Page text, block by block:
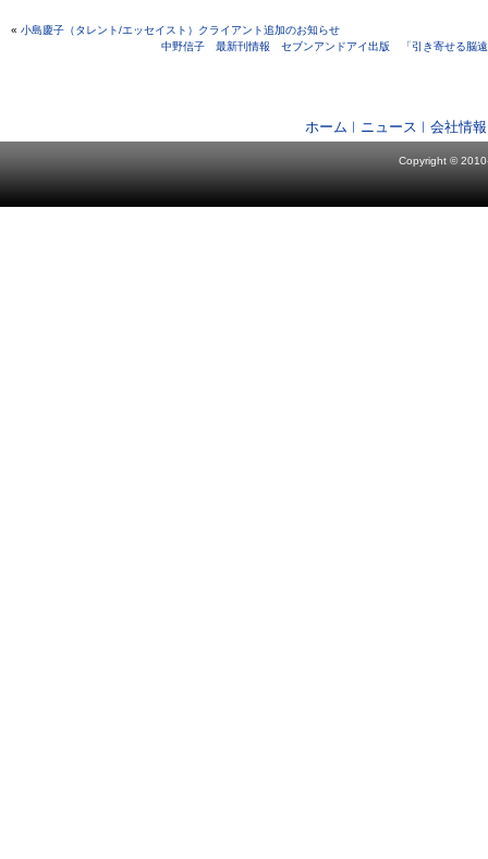
« 小島慶子（タレント/エッセイスト）クライアント追加のお知らせ
中野信子 最新刊情報 セブンアンドアイ出版 「引き寄せる脳遠
ホーム ニュース 会社情報
Copyright ©